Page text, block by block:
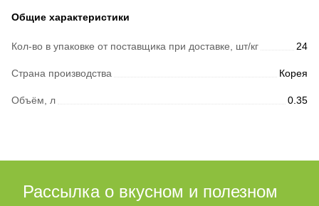
Общие характеристики
Кол-во в упаковке от поставщика при доставке, шт/кг 24
Страна производства Корея
Объём, л 0.35
Рассылка о вкусном и полезном